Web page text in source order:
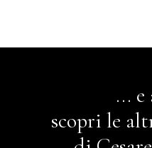
... e
scopri le